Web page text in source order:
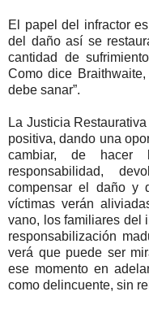
El papel del infractor
del daño así se
cantidad de
Como dice
debe sanar”.
La Justicia
positiva, dando una
cambiar, de
responsabilidad,
compensar el daño y
víctimas verán
vano, los familiares del
responsabilización
verá que puede ser
ese momento en
como delincuente, sin